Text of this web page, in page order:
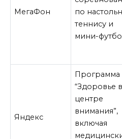
МегаФон
по
теннису и
мини-
Яндекс
Программа
“Здоровье в
центре
внимания”,
включая